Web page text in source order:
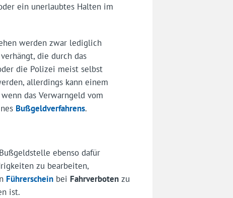
ein unerlaubtes Halten im
werden zwar lediglich
verhängt, die durch das
die Polizei meist selbst
allerdings kann einem
das Verwarngeld vom
Bußgeldverfahrens.
ebenso dafür
zu bearbeiten,
Führerscheinbei Fahrverbotenzu
ist.